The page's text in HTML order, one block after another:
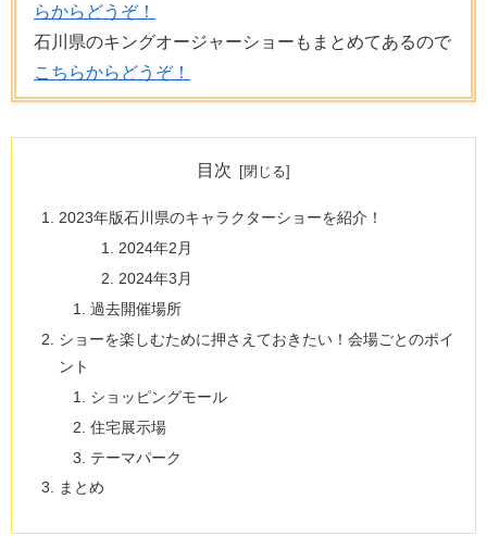
らからどうぞ！
石川県のキングオージャーショーもまとめてあるので
こちらからどうぞ！
目次
2023年版石川県のキャラクターショーを紹介！
2024年2月
2024年3月
過去開催場所
ショーを楽しむために押さえておきたい！会場ごとのポイ
ント
ショッピングモール
住宅展示場
テーマパーク
まとめ